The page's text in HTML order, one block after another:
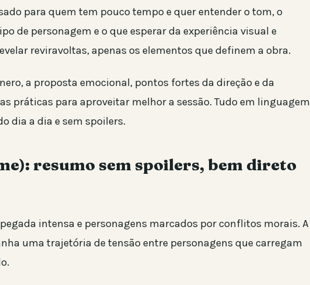
para quem tem pouco tempo e quer entender o tom, o
de personagem e o que esperar da experiência visual e
reviravoltas, apenas os elementos que definem a obra.
a proposta emocional, pontos fortes da direção e da
práticas para aproveitar melhor a sessão. Tudo em linguagem
dia a dia e sem spoilers.
resumo sem spoilers, bem direto
intensa e personagens marcados por conflitos morais. A
uma trajetória de tensão entre personagens que carregam